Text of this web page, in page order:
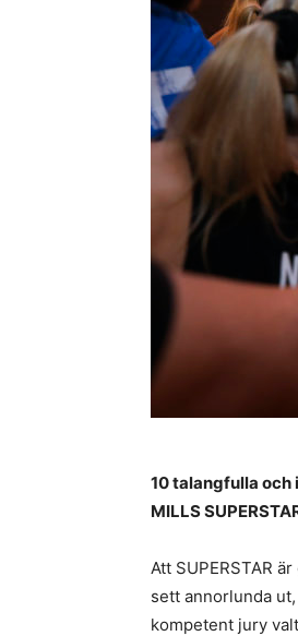
10 talangfulla och
MILLS
Att SUPERSTAR
sett annorlunda
kompetent jury